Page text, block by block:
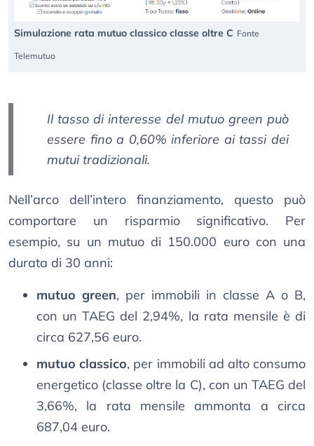
Simulazione rata mutuo classico classe oltre C Fonte
Telemutuo
Il tasso di interesse del mutuo green può
essere fino a 0,60% inferiore ai tassi dei
mutui tradizionali.
Nell’arco dell’intero finanziamento, questo può
comportare un risparmio significativo. Per
esempio, su un mutuo di 150.000 euro con una
durata di 30 anni:
mutuo green, per immobili in classe A o B,
con un TAEG del 2,94%, la rata mensile è di
circa 627,56 euro.
mutuo classico, per immobili ad alto consumo
energetico (classe oltre la C), con un TAEG del
3,66%, la rata mensile ammonta a circa
687,04 euro.